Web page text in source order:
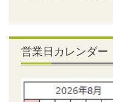
営業日カレンダー